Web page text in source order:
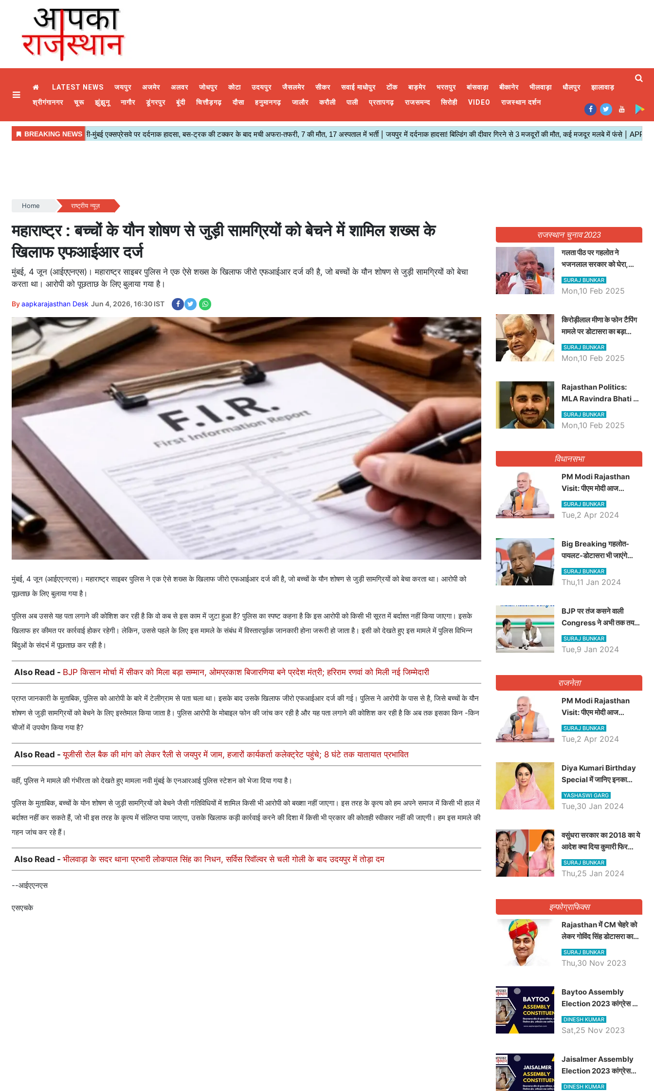
LATEST NEWS जयपुर अजमेर अलवर जोधपुर कोटा उदयपुर जैसलमेर सीकर सवाई माधोपुर टोंक बाड़मेर भरतपुर बांसवाड़ा बीकानेर भीलवाड़ा धौलपुर
झालावाड़
श्रीगंगानगर
चूरू झुंझुनू नागौर डूंगरपुर बूंदी चित्तौड़गढ़ दौसा हनुमानगढ़ जालौर करौली पाली प्रतापगढ़ राजसमन्द सिरोही VIDEO राजस्थान दर्शन
Home राष्ट्रीय न्यूज़
महाराष्ट्र : बच्चों के यौन शोषण से जुड़ी सामग्रियों को बेचने में शामिल शख्स के
खिलाफ एफआईआर दर्ज
मुंबई, 4 जून (आईएएनएस)। महाराष्ट्र साइबर पुलिस ने एक ऐसे शख्स के खिलाफ जीरो एफआईआर दर्ज की है, जो बच्चों के यौन शोषण से जुड़ी सामग्रियों को बेचा
करता था। आरोपी को पूछताछ के लिए बुलाया गया है।
Byaapkarajasthan Desk Jun 4, 2026, 16:30 IST
मुंबई, 4 जून (आईएएनएस)। महाराष्ट्र साइबर पुलिस ने एक ऐसे शख्स के खिलाफ जीरो एफआईआर दर्ज की है, जो बच्चों के यौन शोषण से जुड़ी सामग्रियों को बेचा करता था। आरोपी को
पूछताछ के लिए बुलाया गया है।
पुलिस अब उससे यह पता लगाने की कोशिश कर रही है कि वो कब से इस काम में जुटा हुआ है? पुलिस का स्पष्ट कहना है कि इस आरोपी को किसी भी सूरत में बर्दाश्त नहीं किया जाएगा। इसके
खिलाफ हर कीमत पर कार्रवाई होकर रहेगी। लेकिन, उससे पहले के लिए इस मामले के संबंध में विस्तारपूर्वक जानकारी होना जरूरी हो जाता है। इसी को देखते हुए इस मामले में पुलिस विभिन्न
बिंदुओं के संदर्भ में पूछताछ कर रही है।
Also Read - BJP किसान मोर्चा में सीकर को मिला बड़ा सम्मान, ओमप्रकाश बिजारणिया बने प्रदेश मंत्री; हरिराम रणवां को मिली नई जिम्मेदारी
प्राप्त जानकारी के मुताबिक, पुलिस को आरोपी के बारे में टेलीग्राम से पता चला था। इसके बाद उसके खिलाफ जीरो एफआईआर दर्ज की गई। पुलिस ने आरोपी के पास से है, जिसे बच्चों के यौन
शोषण से जुड़ी सामग्रियों को बेचने के लिए इस्तेमाल किया जाता है। पुलिस आरोपी के मोबाइल फोन की जांच कर रही है और यह पता लगाने की कोशिश कर रही है कि अब तक इसका किन -किन
चीजों में उपयोग किया गया है?
Also Read -यूजीसी रोल बैक की मांग को लेकर रैली से जयपुर में जाम, हजारों कार्यकर्ता कलेक्ट्रेट पहुंचे; 8 घंटे तक यातायात प्रभावित
वहीं, पुलिस ने मामले की गंभीरता को देखते हुए मामला नवी मुंबई के एनआरआई पुलिस स्टेशन को भेजा दिया गया है।
पुलिस के मुताबिक, बच्चों के योन शोषण से जुड़ी सामग्रियों को बेचने जैसी गतिविधियों में शामिल किसी भी आरोपी को बख्शा नहीं जाएगा। इस तरह के कृत्य को हम अपने समाज में किसी भी हाल में
बर्दाश्त नहीं कर सकते हैं, जो भी इस तरह के कृत्य में संलिप्त पाया जाएगा, उसके खिलाफ कड़ी कार्रवाई करने की दिशा में किसी भी प्रकार की कोताही स्वीकार नहीं की जाएगी। हम इस मामले की
गहन जांच कर रहे हैं।
Also Read - भीलवाड़ा के सदर थाना प्रभारी लोकपाल सिंह का निधन, सर्विस रिवॉल्वर से चली गोली के बाद उदयपुर में तोड़ा दम
--आईएएनएस
एसएचके
राजस्थान चुनाव 2023
गलता पीठ पर गहलोत ने
भजनलाल सरकार को घेरा,
Video में देखें अब तक बड़ी
खबरें
SURAJ BUNKAR
Mon,10 Feb 2025
किरोड़ीलाल मीणा के फोन टैपिंग
मामले पर डोटासरा का बड़ा
आरोप, वीडियो में देखें AZ बड़ी
खबरें
SURAJ BUNKAR
Mon,10 Feb 2025
Rajasthan Politics:
MLA Ravindra Bhati ने
प्रदेश की शिक्षा व्यवस्था पर
उठाए सवाल, Madan
SURAJ BUNKAR
Mon,10 Feb 2025
विधानसभा
PM Modi Rajasthan
Visit: पीएम मोदी आज
राजस्थान में कोटपूतली में करेंगे
विशाल रैली, एक सभा से 8 सीटों
SURAJ BUNKAR
Tue,2 Apr 2024
Big Breaking गहलोत-
पायलट-डोटासरा भी जाएंगे
अयोध्या, करेंगे रामलला के दर्शन
SURAJ BUNKAR
Thu,11 Jan 2024
BJP पर तंज कसने वाली
Congress ने अभी तक तय
नहीं किया नेता प्रतिपक्ष, जानें
कौन होगा दावेदार
SURAJ BUNKAR
Tue,9 Jan 2024
राजनेता
PM Modi Rajasthan
Visit: पीएम मोदी आज
राजस्थान में कोटपूतली में करेंगे
विशाल रैली, एक सभा से 8 सीटों
SURAJ BUNKAR
Tue,2 Apr 2024
Diya Kumari Birthday
Special में जानिए इनका
राजकुमारी से राजस्थान की
डिप्टी सीएम बनने तक का सफर,
YASHASWI GARG
Tue,30 Jan 2024
वसुंधरा सरकार का 2018 का ये
आदेश क्या दिया कुमारी फिर
करेंगी लागू? कांग्रेस सरकार ने
किया था निरस्त
SURAJ BUNKAR
Thu,25 Jan 2024
इन्फोग्राफिक्स
Rajasthan में CM चेहरे को
लेकर गोविंद सिंह डोटासरा का
बड़ा बयान आया सामने, जानें
विचार
SURAJ BUNKAR
Thu,30 Nov 2023
Baytoo Assembly
Election 2023 कांग्रेस से
हरीश चौधरी तो बालाराम मुंड होंगे
भाजपा उम्मीदवार, जानिये बायतू
DINESH KUMAR
Sat,25 Nov 2023
​​​​​​​Jaisalmer Assembly
Election 2023 कांग्रेस
रूपा राम मेघवाल तो छोटु सिंह
DINESH KUMAR